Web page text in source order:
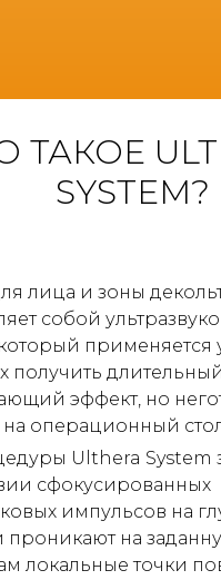
ТАКОЕ
SYSTEM?
лица и зоны
собой
применяется
получить
эффект, но
операционный
Ulthera System
сфокусированных
импульсов на
на
локальные точки